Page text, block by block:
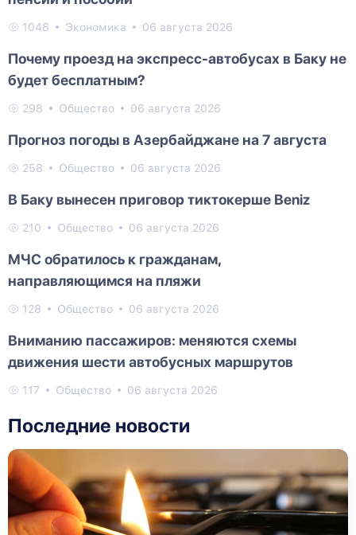
1048 Экономика 06 августа 2026
Почему проезд на экспресс-автобусах в Баку не
будет бесплатным?
298 Общество 06 августа 2026
Прогноз погоды в Азербайджане на 7 августа
258 Общество 06 августа 2026
В Баку вынесен приговор тиктокерше Beniz
210 Общество 06 августа 2026
МЧС обратилось к гражданам,
направляющимся на пляжи
128 Общество 06 августа 2026
Вниманию пассажиров: меняются схемы
движения шести автобусных маршрутов
117 Общество 06 августа 2026
Последние новости